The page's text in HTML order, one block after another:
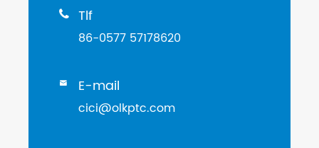
 Tlf
86-0577 57178620
 E-mail
cici@olkptc.com